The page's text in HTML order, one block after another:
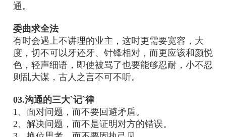
通。
委曲求全法
有时会遇上不讲理的业主，这时更需要宽容，大
度，切不可以牙还牙、针锋相对，而更应该和颜悦
色，轻声细语，即使被骂了也要能够忍耐，小不忍
则乱大谋，古人之言不可不听。
03.沟通的三大`记`律
1、面对问题，而不要回避矛盾。
2、解决问题，而不是证明对方的错误。